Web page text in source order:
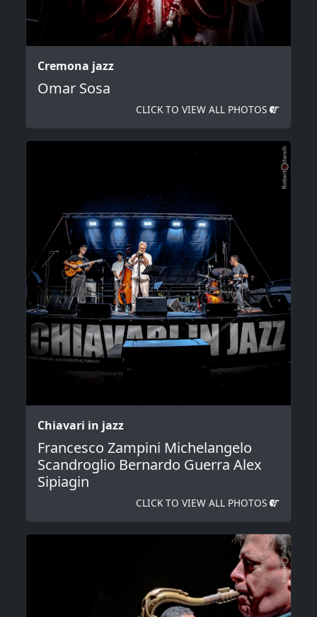
Cremona jazz
Omar Sosa
CLICK TO VIEW ALL PHOTOS
Chiavari in jazz
Francesco Zampini Michelangelo
Scandroglio Bernardo Guerra Alex
Sipiagin
CLICK TO VIEW ALL PHOTOS